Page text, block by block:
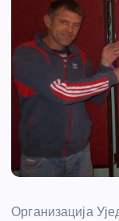
Организација